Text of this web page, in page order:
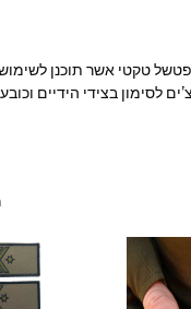
טקטי אשר תוכנן לשימוש
לסימון בצידי הידיים